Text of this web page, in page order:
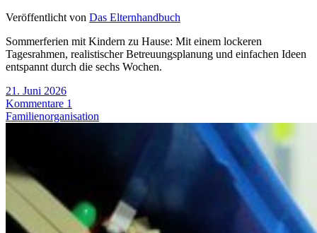
Veröffentlicht von Das Elternhandbuch
Sommerferien mit Kindern zu Hause: Mit einem lockeren
Tagesrahmen, realistischer Betreuungsplanung und einfachen Ideen
entspannt durch die sechs Wochen.
21. Juni 2026
Kommentare 1
Familienorganisation